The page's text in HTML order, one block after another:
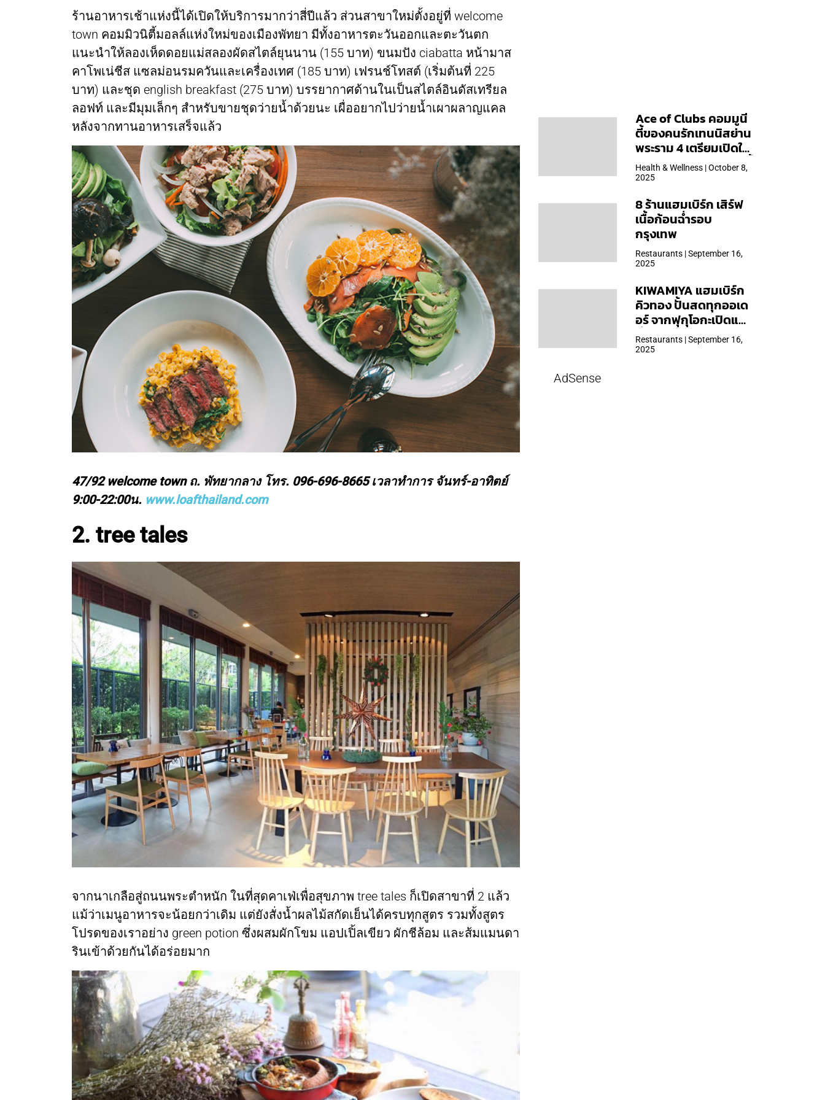
ร้านอาหารเช้าแห่งนี้ได้เปิดให้บริการมากว่าสี่ปีแล้ว ส่วนสาขาใหม่ตั้งอยู่ที่ welcome
town คอมมิวนิตี้มอลล์แห่งใหม่ของเมืองพัทยา มีทั้งอาหารตะวันออกและตะวันตก
แนะนำให้ลองเห็ดดอยแม่สลองผัดสไตล์ยุนนาน (155 บาท) ขนมปัง ciabatta หน้ามาส
คาโพเน่ชีส แซลม่อนรมควันและเครื่องเทศ (185 บาท) เฟรนช์โทสต์ (เริ่มต้นที่ 225
บาท) และชุด english breakfast (275 บาท) บรรยากาศด้านในเป็นสไตล์อินดัสเทรียล
ลอฟท์ และมีมุมเล็กๆ สำหรับขายชุดว่ายน้ำด้วยนะ เผื่ออยากไปว่ายน้ำเผาผลาญแคล
หลังจากทานอาหารเสร็จแล้ว
47/92 welcome town ถ. พัทยากลาง โทร. 096-696-8665 เวลาทำการ จันทร์-อาทิตย์
9:00-22:00น. www.loafthailand.com
2. tree tales
จากนาเกลือสู่ถนนพระตำหนัก ในที่สุดคาเฟ่เพื่อสุขภาพ tree tales ก็เปิดสาขาที่ 2 แล้ว
แม้ว่าเมนูอาหารจะน้อยกว่าเดิม แต่ยังสั่งน้ำผลไม้สกัดเย็นได้ครบทุกสูตร รวมทั้งสูตร
โปรดของเราอย่าง green potion ซึ่งผสมผักโขม แอปเปิ้ลเขียว ผักชีล้อม และส้มแมนดา
รินเข้าด้วยกันได้อร่อยมาก
Ace of Clubs คอมมูนี
ตี้ของคนรักเทนนิสย่าน
พระราม 4 เตรียมเปิดให้
บริการวันแรก 19 ต.ค. นี้
Health & Wellness | October 8,
2025
8 ร้านแฮมเบิร์ก เสิร์ฟ
เนื้อก้อนฉ่ำรอบ
กรุงเทพ
Restaurants | September 16,
2025
KIWAMIYA แฮมเบิร์ก
คิวทอง ปั้นสดทุกออเด
อร์ จากฟุกุโอกะเปิดแล้ว
ที่ Central Park
Restaurants | September 16,
2025
AdSense